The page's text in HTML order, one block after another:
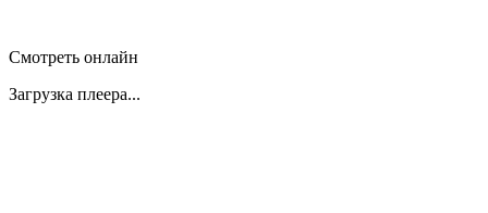
Смотреть онлайн
Загрузка плеера...